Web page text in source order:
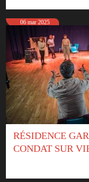
06 mar 2025
RÉSIDENCE
CONDAT SUR